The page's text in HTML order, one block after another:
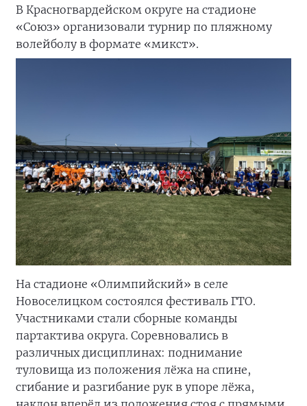
В Красногвардейском округе на стадионе
«Союз» организовали турнир по пляжному
волейболу в формате «микст».
На стадионе «Олимпийский» в селе
Новоселицком состоялся фестиваль ГТО.
Участниками стали сборные команды
партактива округа. Соревновались в
различных дисциплинах: поднимание
туловища из положения лёжа на спине,
сгибание и разгибание рук в упоре лёжа,